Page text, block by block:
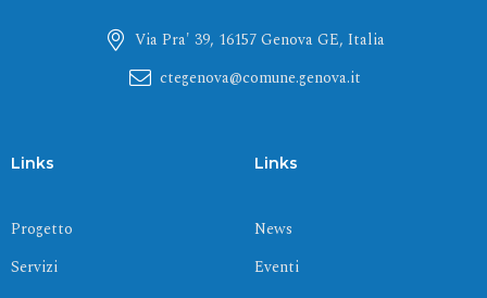
o
k a
m
n
Via Pra' 39, 16157 Genova GE, Italia
ctegenova@comune.genova.it
Links
Progetto
Servizi
Links
News
Eventi